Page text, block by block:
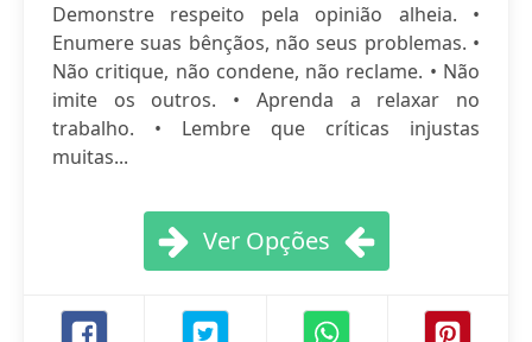
Demonstre respeito pela opinião alheia. •
Enumere suas bênçãos, não seus problemas. •
Não critique, não condene, não reclame. • Não
imite os outros. • Aprenda a relaxar no
trabalho. • Lembre que críticas injustas
muitas...
Ver Opções